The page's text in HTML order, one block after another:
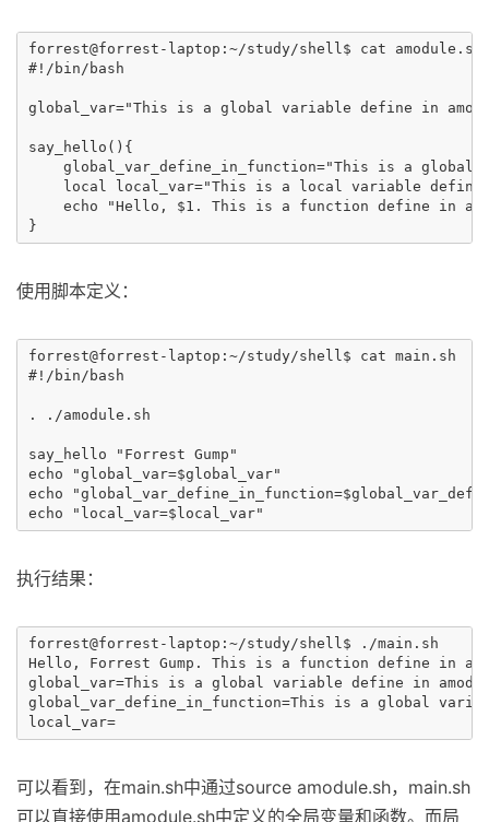
forrest@forrest-laptop:~/study/shell$ cat
#!/bin/bash
global_var="This is a global variable define in
say_hello(){
global_var_define_in_function="This is a
local local_var="This is a local variable
echo "Hello, $1. This is a function
使用脚本定义：
forrest@forrest-laptop:~/study/shell$ cat main.sh
#!/bin/bash
. ./amodule.sh
say_hello "Forrest Gump"
echo "global_var=$global_var"
echo
执行结果：
forrest@forrest-laptop:~/study/shell$ ./main.sh
Hello, Forrest Gump. This is a function define in
global_var=This is a global variable define in
global_var_define_in_function=This is a global
可以看到，在main.sh中通过source amodule.sh，main.sh
可以直接使用amodule.sh中定义的全局变量和函数。而局